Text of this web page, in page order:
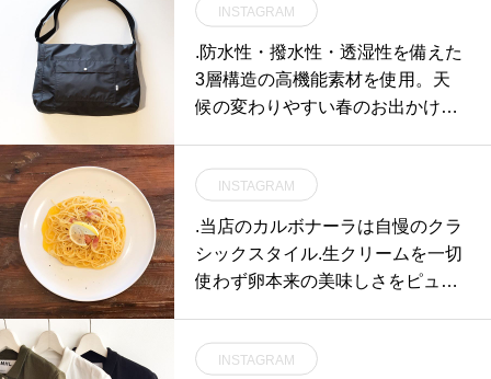
INSTAGRAM
.防水性・撥水性・透湿性を備えた
3層構造の高機能素材を使用。天
候の変わりやすい春のお出かけに
です。ショルダータイプcolor ブラ
ウン、グレー#MHL#matt nylon #m
ilitarybag#shoulderbag#hausmats
ue #島根#松江
INSTAGRAM
.当店のカルボナーラは自慢のクラ
シックスタイル.生クリームを一切
使わず卵本来の美味しさをピュア
しい！ぜひお試しあれ️..《HÅUS営
INSTAGRAM